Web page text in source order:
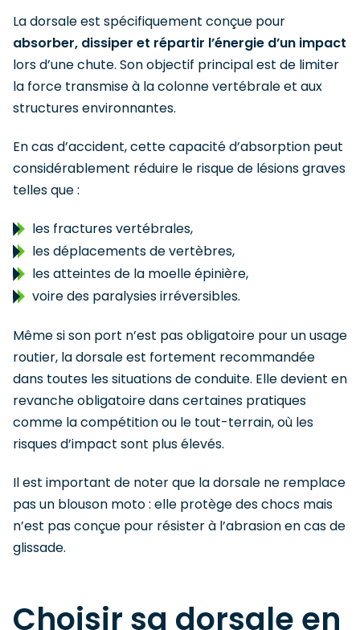
La dorsale est spécifiquement conçue pour
absorber, dissiper et répartir l’énergie d’un impact
lors d’une chute. Son objectif principal est de limiter
la force transmise à la colonne vertébrale et aux
structures environnantes.
En cas d’accident, cette capacité d’absorption peut
considérablement réduire le risque de lésions graves
telles que :
les fractures vertébrales,
les déplacements de vertèbres,
les atteintes de la moelle épinière,
voire des paralysies irréversibles.
Même si son port n’est pas obligatoire pour un usage
routier, la dorsale est fortement recommandée
dans toutes les situations de conduite. Elle devient en
revanche obligatoire dans certaines pratiques
comme la compétition ou le tout-terrain, où les
risques d’impact sont plus élevés.
Il est important de noter que la dorsale ne remplace
pas un blouson moto : elle protège des chocs mais
n’est pas conçue pour résister à l’abrasion en cas de
glissade.
Choisir sa dorsale en